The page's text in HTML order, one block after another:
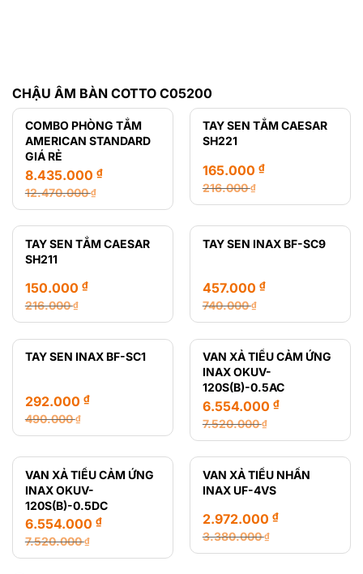
CHẬU ÂM BÀN COTTO C05200
COMBO PHÒNG TẮM
AMERICAN STANDARD
GIÁ RẺ
12.470.000₫
Giá
gốc
là:
12.470.000 ₫.
8.435.000 ₫
Giá
hiện
tại
là:
TAY SEN TẮM CAESAR
SH221
216.000₫
Giá
216.000 ₫.
165.000 ₫
Giá
là:
TAY SEN TẮM CAESAR
SH211
216.000₫
Giá
gốc
là:
150.000 ₫
Giá
hiện
tại
TAY SEN INAX BF-SC9
740.000₫
Giá
gốc
là:
740.000 ₫.
457.000 ₫
Giá
hiện
tại
là:
457.000 ₫.
TAY SEN INAX BF-SC1
490.000₫
Giá
490.000 ₫.
292.000 ₫
Giá
là:
292.000 ₫.
VAN XẢ TIỂU CẢM ỨNG
INAX OKUV-
120S(B)-0.5AC
7.520.000₫
Giá
gốc
là:
7.520.000 ₫.
6.554.000 ₫
Giá
hiện
tại
là:
VAN XẢ TIỂU CẢM ỨNG
INAX OKUV-
120S(B)-0.5DC
7.520.000₫
Giá
6.554.000 ₫
Giá
VAN XẢ TIỂU NHẤN
INAX UF-4VS
3.380.000₫
Giá
2.972.000 ₫
Giá